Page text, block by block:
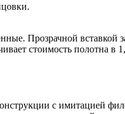
Прозрачной
стоимость полотна в
с имитацией